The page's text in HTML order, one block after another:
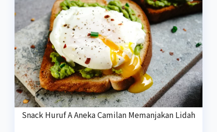
Snack Huruf A Aneka Camilan Memanjakan Lidah